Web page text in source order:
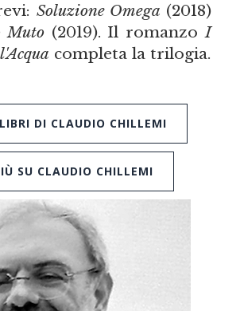
Soluzione Omega (2018)
Muto(2019). Il romanzoI
completa la trilogia.
DI CLAUDIO CHILLEMI
SU CLAUDIO CHILLEMI